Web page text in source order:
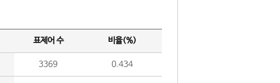
표제어 수 비율(%)
3369 0.434